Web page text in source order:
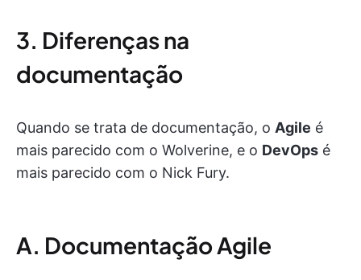
3. Diferenças na
documentação
Quando se trata de documentação, o Agile é
mais parecido com o Wolverine, e o DevOps é
mais parecido com o Nick Fury.
A. Documentação Agile